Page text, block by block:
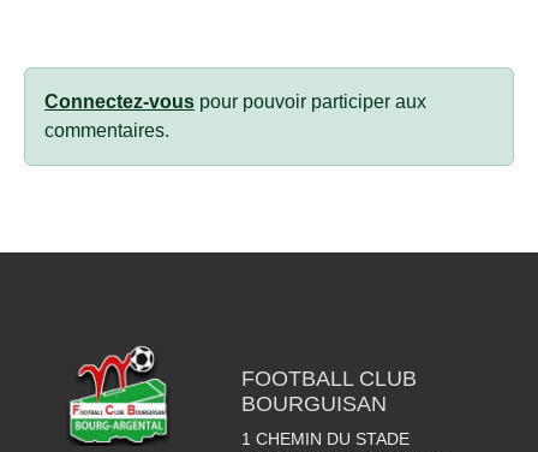
Connectez-vous pour pouvoir participer aux
commentaires.
FOOTBALL CLUB
BOURGUISAN
1 CHEMIN DU STADE